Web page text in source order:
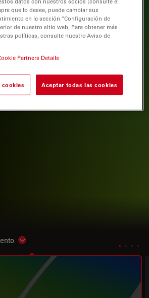
Show subnavigation
que lo desee, puede cambiar sus
en la sección “Configuración de
de nuestro sitio web. Para obtener más
políticas, consulte nuestro Aviso de
Partners Details
cookies Aceptar todas las cookies